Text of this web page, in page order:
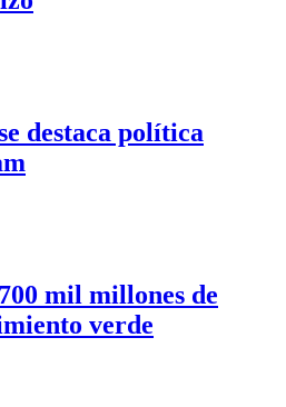
destaca política
mil millones de
verde